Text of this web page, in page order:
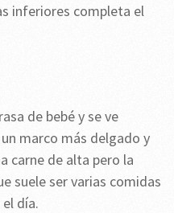
inferiores completa el
de bebé y se ve
marco más delgado y
carne de alta pero la
suele ser varias comidas
día.